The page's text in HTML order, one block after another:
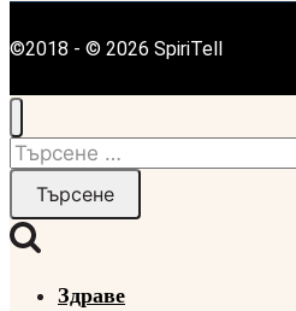
©2018 - © 2026 SpiriTell
Търсене
Здраве